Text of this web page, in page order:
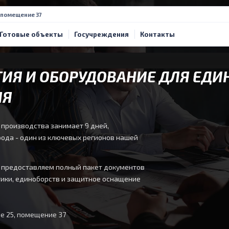
помещение 37
Готовые объекты Госучреждения Контакты
И ОБОРУДОВАНИЕ ДЛЯ
занимает 9 дней,
- один из ключевых регионов нашей
полный пакет документов
единоборств и защитное оснащение
25, помещение 37